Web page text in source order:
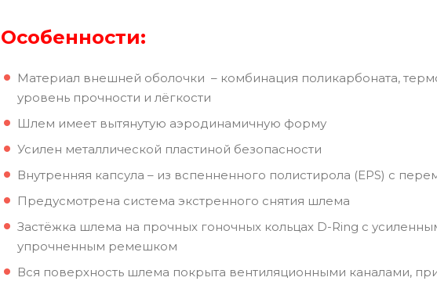
Особенности:
Материал внешней оболочки – комбинация поликарбоната,
уровень прочности и лёгкости
Шлем имеет вытянутую аэродинамичную форму
Усилен металлической пластиной безопасности
Внутренняя капсула – из вспенненного полистирола (EPS) с
Предусмотрена система экстренного снятия шлема
Застёжка шлема на прочных гоночных кольцах D-Ring с
упрочненным ремешком
Вся поверхность шлема покрыта вентиляционными каналами,